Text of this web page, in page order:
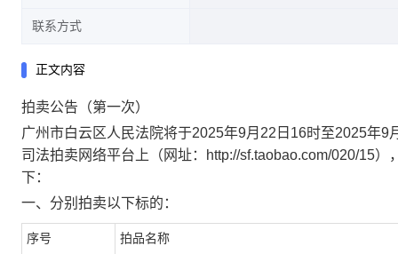
联系方式
正文内容
拍卖公告（第一次）
广州市白云区人民法院将于2025年9月 22 日 16时至2025年9
司法拍卖网络平台上（网址：
http://sf.taobao.com/020/15）
下：
一、分别拍卖以下标的：
序号 拍品名称